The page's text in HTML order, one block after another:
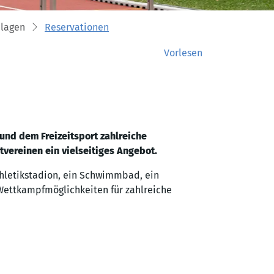
Reservationen
Vorlesen
und dem Freizeitsport zahlreiche
ein vielseitiges Angebot.
ein Schwimmbad, ein
für zahlreiche